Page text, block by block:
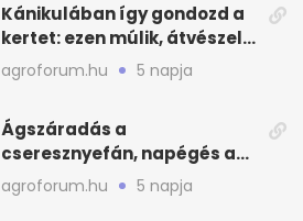
Kánikulában így gondozd a
kertet: ezen múlik, átvészeli-
e a hőséget
agroforum.hu 5 napja
Ágszáradás a
cseresznyefán, napégés a
kajszin: mit tehetsz most?
agroforum.hu 5 napja